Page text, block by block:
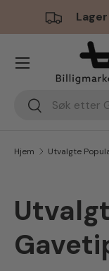
Hopp til innhold
Søk
Søk
Meny
Hjem Utvalgte